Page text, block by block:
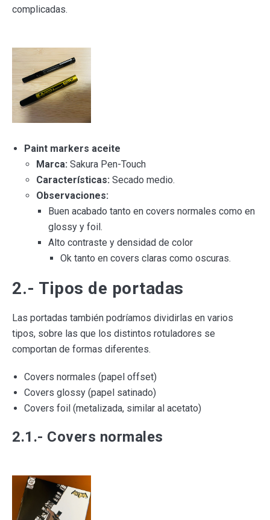
complicadas.
Paint markers aceite
Marca: Sakura Pen-Touch
Características: Secado medio.
Observaciones:
Buen acabado tanto en covers normales como en
glossy y foil.
Alto contraste y densidad de color
Ok tanto en covers claras como oscuras.
2.- Tipos de portadas
Las portadas también podríamos dividirlas en varios
tipos, sobre las que los distintos rotuladores se
comportan de formas diferentes.
Covers normales (papel offset)
Covers glossy (papel satinado)
Covers foil (metalizada, similar al acetato)
2.1.- Covers normales